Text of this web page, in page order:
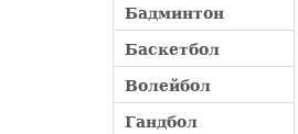
Бадминтон
Баскетбол
Волейбол
Гандбол